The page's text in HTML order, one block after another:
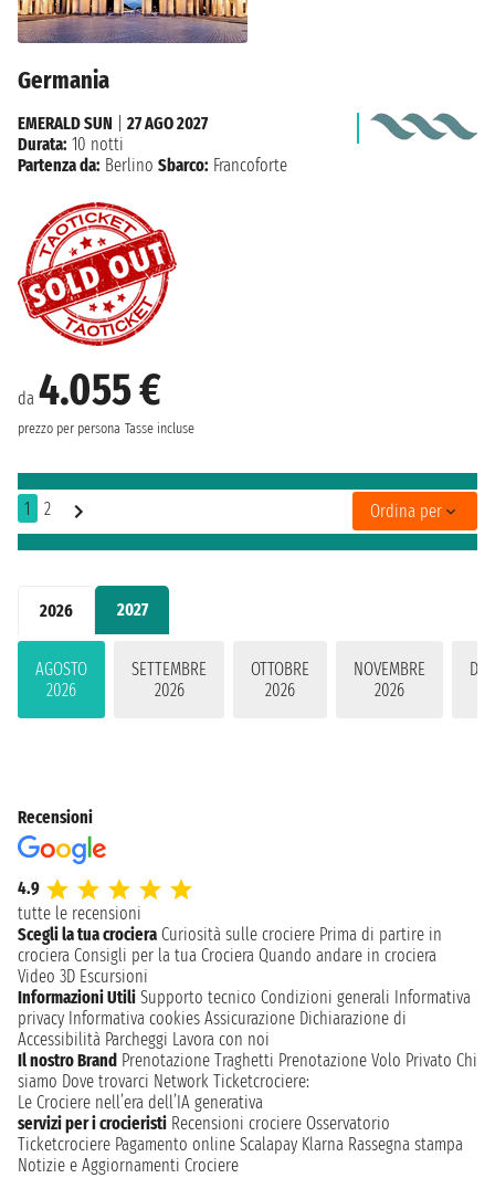
2026 2027
AGOSTO
2026
SETTEMBRE
2026
OTTOBRE
2026
NOVEMBRE
2026
Germania
da 4.055 €
prezzo per persona Tasse incluse
EMERALD SUN
27 AGO 2027
Durata: 10 notti
Partenza da: Berlino Sbarco: Francoforte
1 2 Ordina per
Recensioni
4.9
tutte le recensioni
Scegli la tua crociera Curiosità sulle crociere Prima di partire in
crociera Consigli per la tua Crociera Quando andare in crociera
Video 3D Escursioni
Informazioni Utili Supporto tecnico Condizioni generali Informativa
privacy Informativa cookies Assicurazione Dichiarazione di
Accessibilità Parcheggi Lavora con noi
Il nostro Brand Prenotazione Traghetti Prenotazione Volo Privato Chi
siamo Dove trovarci Network Ticketcrociere:
Le Crociere nell’era dell’IA generativa
servizi per i crocieristi Recensioni crociere Osservatorio
Ticketcrociere Pagamento online Scalapay Klarna Rassegna stampa
Notizie e Aggiornamenti Crociere